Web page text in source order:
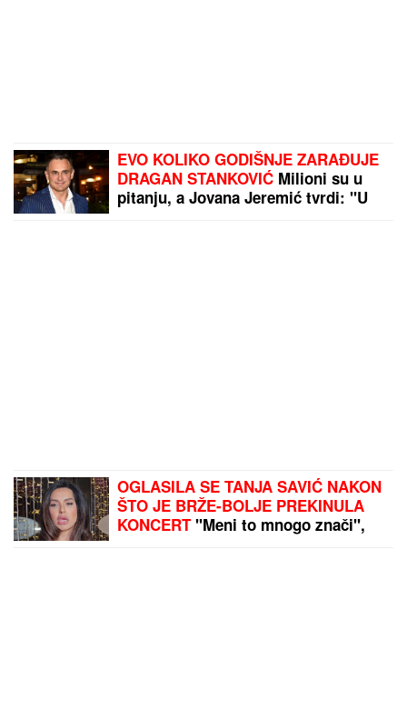
EVO KOLIKO GODIŠNJE ZARAĐUJE
DRAGAN STANKOVIĆ Milioni su u
pitanju, a Jovana Jeremić tvrdi: "U
OGLASILA SE TANJA SAVIĆ NAKON
ŠTO JE BRŽE-BOLJE PREKINULA
KONCERT"Meni to mnogo znači",